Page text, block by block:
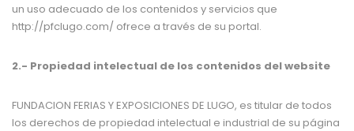
un uso adecuado de los contenidos y servicios que
http://pfclugo.com/ ofrece a través de su portal.
2.- Propiedad intelectual de los contenidos del website
FUNDACION FERIAS Y EXPOSICIONES DE LUGO, es titular de todos
los derechos de propiedad intelectual e industrial de su página